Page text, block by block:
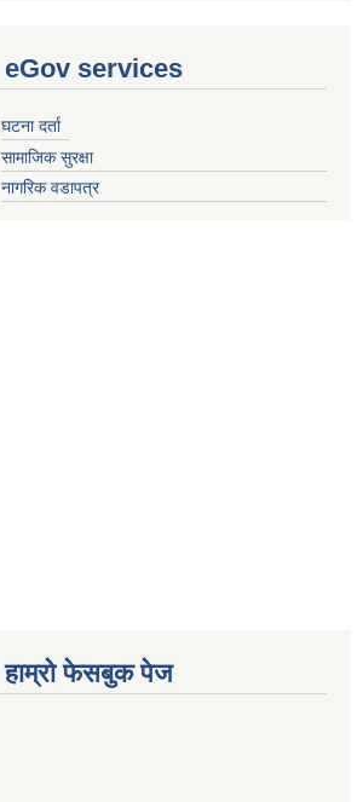
eGov services
घटना दर्ता
सामाजिक सुरक्षा
नागरिक वडापत्र
हाम्रो फेसबुक पेज